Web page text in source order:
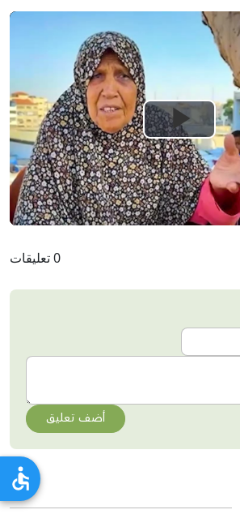
Play
Video
0 تعليقات
أضف تعليق